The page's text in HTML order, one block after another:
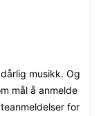
musikk. Og
mål å anmelde
for